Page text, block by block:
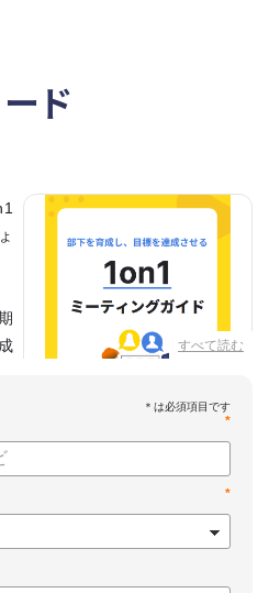
ド
すべて読む
問例
ひお役立てください。
*
*